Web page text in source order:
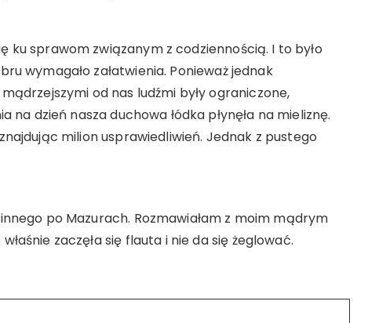
sprawom związanym z codziennością. I to było
wymagało załatwienia. Ponieważ jednak
od nas ludźmi były ograniczone,
na dzień nasza duchowa łódka płynęła na mieliznę.
milion usprawiedliwień. Jednak z pustego
po Mazurach. Rozmawiałam z moim mądrym
zaczęła się flauta i nie da się żeglować.